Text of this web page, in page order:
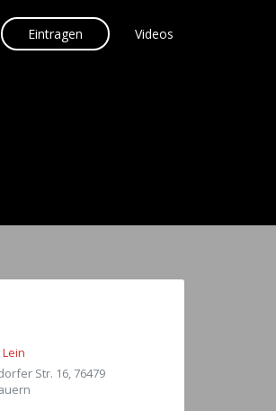
Eintragen Videos
Str. 16, 76479